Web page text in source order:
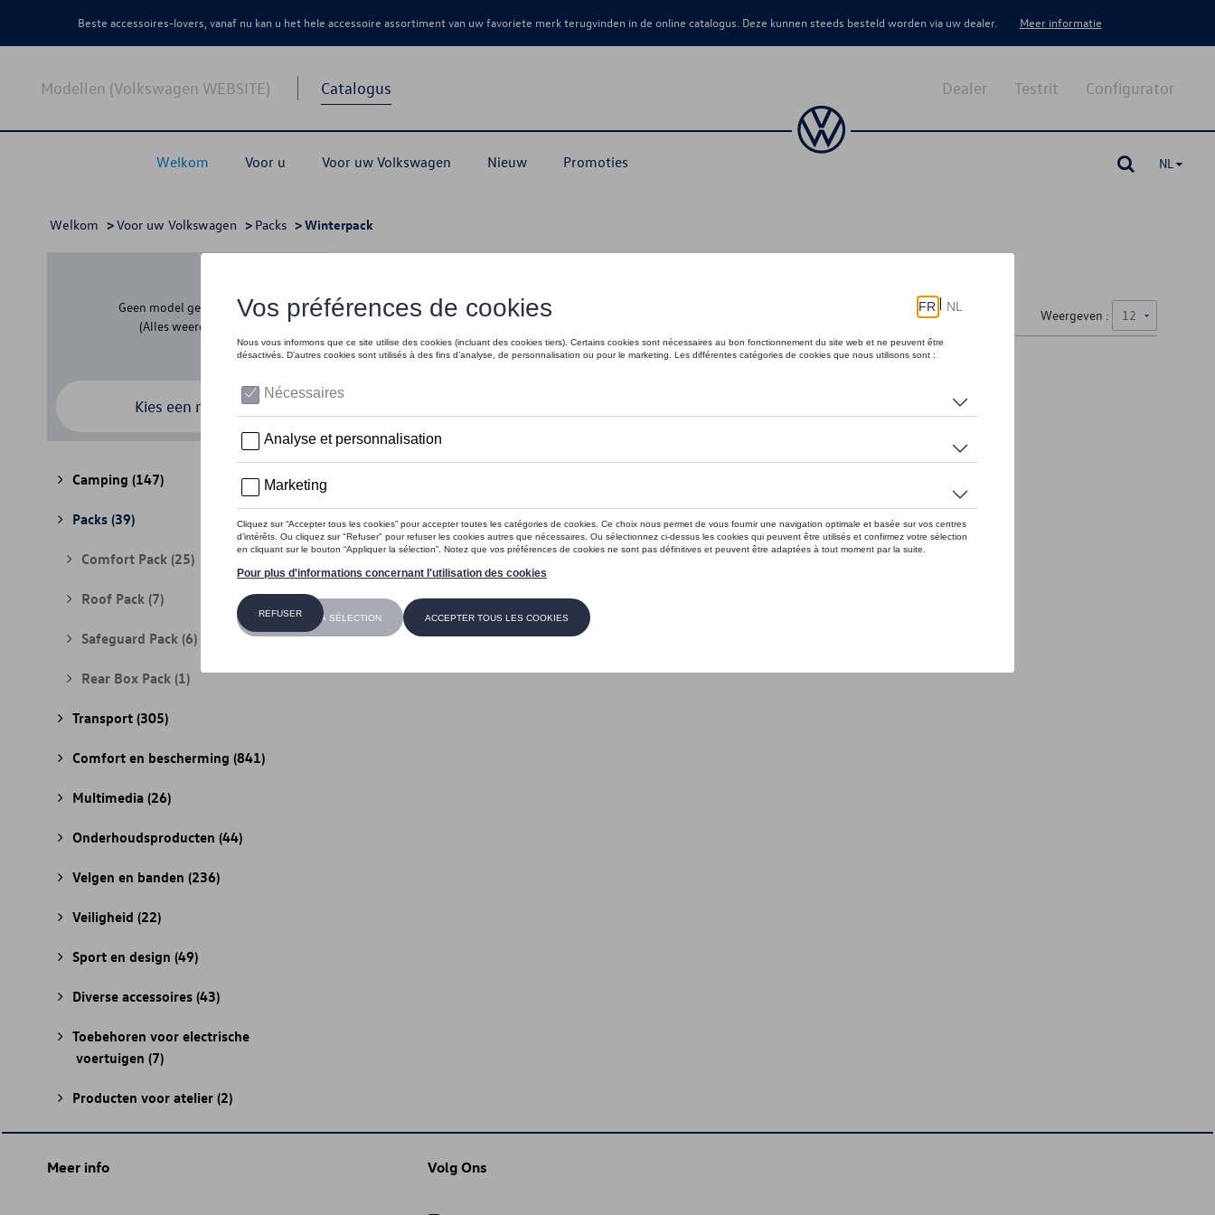
Beste accessoires-lovers, vanaf nu kan u het hele accessoire assortiment van uw favoriete merk terugvinden in de online catalogus. Deze kunnen steeds besteld worden via uw dealer. Meer informatie
Modellen (Volkswagen WEBSITE) Catalogus
Welkom Voor u Voor uw Volkswagen Nieuw Promoties
Configurator
Testrit
Dealer
NL
Welkom >Voor uw Volkswagen > Packs > Winterpack
Geen model geselecteerd
(Alles weergeven)
Kies een model
Camping (147)
Packs (39)
Comfort Pack (25)
Roof Pack (7)
Safeguard Pack (6)
Rear Box Pack (1)
Transport (305)
Comfort en bescherming (841)
Multimedia (26)
Onderhoudsproducten (44)
Velgen en banden (236)
Veiligheid (22)
Sport en design (49)
Diverse accessoires (43)
Toebehoren voor electrische
voertuigen (7)
Producten voor atelier (2)
Weergeven :
Meer info Volg Ons